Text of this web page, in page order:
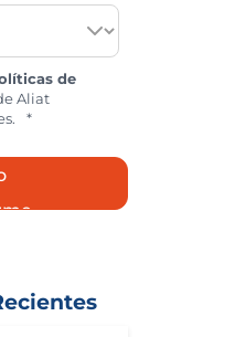
de
Aliat
*